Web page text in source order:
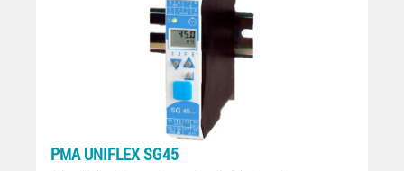
PMA UNIFLEX SG45